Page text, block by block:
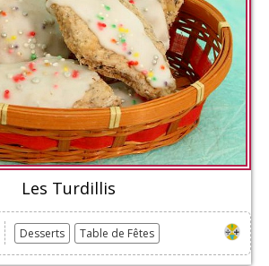
Les Turdillis
Desserts Table de Fêtes